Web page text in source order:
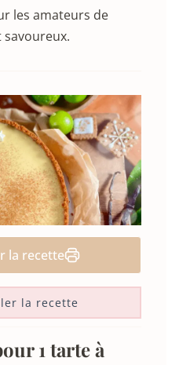
les amateurs de
savoureux.
la recette
la recette
1 tarte à